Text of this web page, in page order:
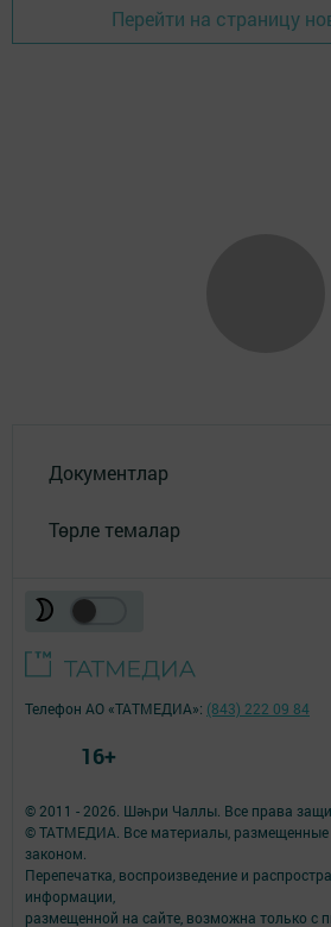
Перейти на страницу
Документлар
Төрле темалар
© 2011 - 2026. Шәһри Чаллы. Все права
© ТАТМЕДИА. Все материалы, размещенные
законом.
Перепечатка, воспроизведение и
информации,
размещенной на сайте, возможна только с
Телефон АО «ТАТМЕДИА»: (843) 222 09 84
16+